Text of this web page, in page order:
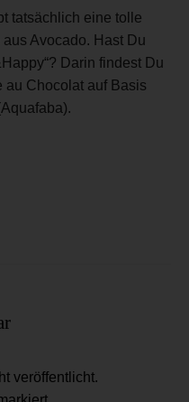
tatsächlich eine tolle
Avocado. Hast Du
Darin findest Du
au Chocolat auf Basis
veröffentlicht.